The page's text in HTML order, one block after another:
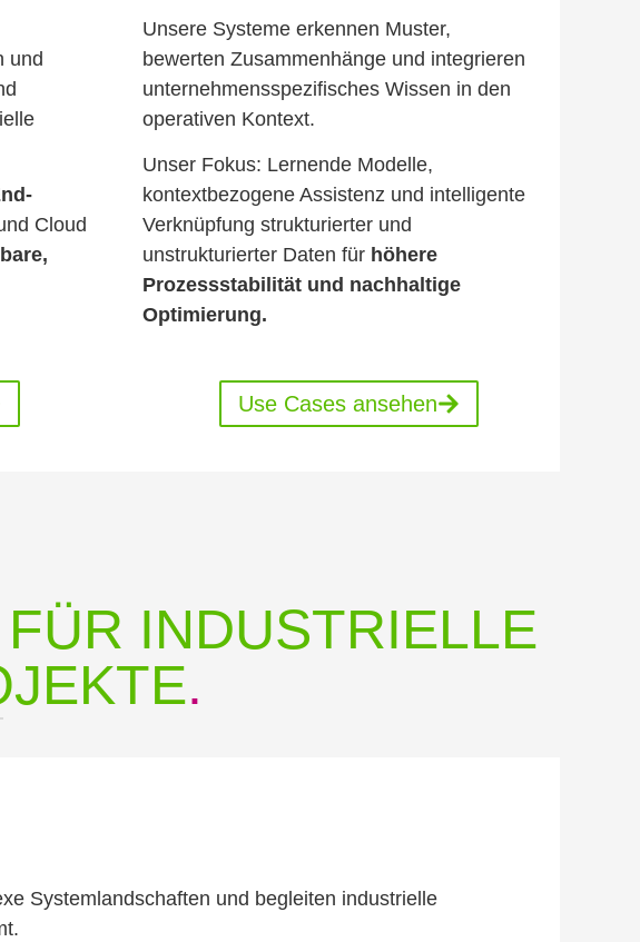
und
Cloud
Unsere Systeme erkennen Muster,
bewerten Zusammenhänge und integrieren
unternehmensspezifisches Wissen in den
operativen Kontext.
Unser Fokus: Lernende Modelle,
kontextbezogene Assistenz und intelligente
Verknüpfung strukturierter und
unstrukturierter Daten für höhere
Prozessstabilität und nachhaltige
Optimierung.
Use Cases ansehen
FÜR INDUSTRIELLE
.
Systemlandschaften und begleiten industrielle